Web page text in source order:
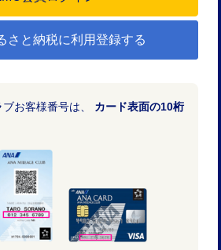
さと納税に利用登録する
お客様番号は、 カード表面の10桁